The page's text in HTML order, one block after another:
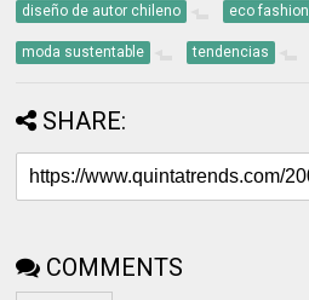
diseño de autor chileno eco fashion
moda sustentable tendencias
SHARE:
COMMENTS